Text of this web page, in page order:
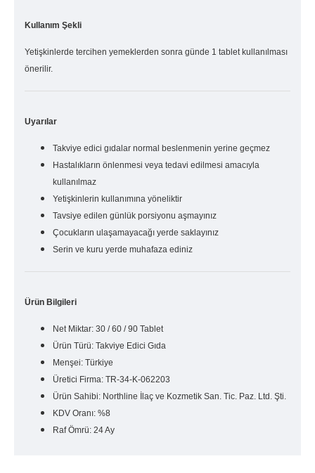
Kullanım Şekli
Yetişkinlerde tercihen yemeklerden sonra günde 1 tablet kullanılması
önerilir.
Uyarılar
Takviye edici gıdalar normal beslenmenin yerine geçmez
Hastalıkların önlenmesi veya tedavi edilmesi amacıyla
kullanılmaz
Yetişkinlerin kullanımına yöneliktir
Tavsiye edilen günlük porsiyonu aşmayınız
Çocukların ulaşamayacağı yerde saklayınız
Serin ve kuru yerde muhafaza ediniz
Ürün Bilgileri
Net Miktar: 30 / 60 / 90 Tablet
Ürün Türü: Takviye Edici Gıda
Menşei: Türkiye
Üretici Firma: TR-34-K-062203
Ürün Sahibi: Northline İlaç ve Kozmetik San. Tic. Paz. Ltd. Şti.
KDV Oranı: %8
Raf Ömrü: 24 Ay